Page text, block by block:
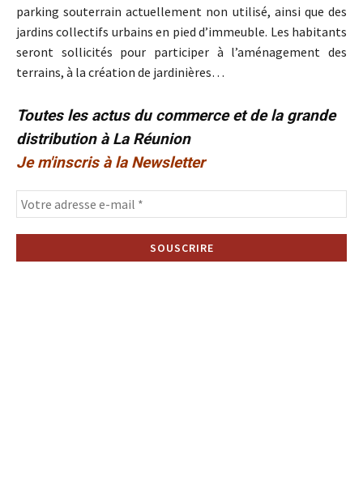
parking souterrain actuellement non utilisé, ainsi que des
jardins collectifs urbains en pied d’immeuble. Les habitants
seront sollicités pour participer à l’aménagement des
terrains, à la création de jardinières…
Toutes les actus du commerce et de la grande
distribution à La Réunion
Je m'inscris à la Newsletter